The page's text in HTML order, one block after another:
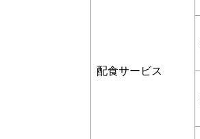
配食サービス